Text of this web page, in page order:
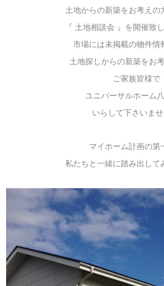
土地からの新築をお考えの
『 土地相談会 』を開催致
市場には未掲載の物件情
土地探しからの新築をお考
ご家族皆様で
ユニバーサルホーム
いらして下さいま
マイホーム計画の第
私たちと一緒に踏み出して